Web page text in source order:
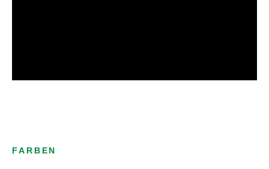
FARBEN